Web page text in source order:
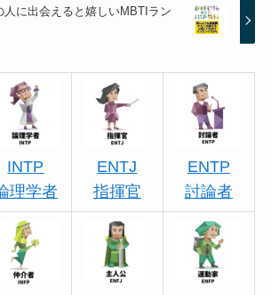
人に出会えると嬉しいMBTIラン
INTP
理学者
ENTJ
指揮官
ENTP
討論者